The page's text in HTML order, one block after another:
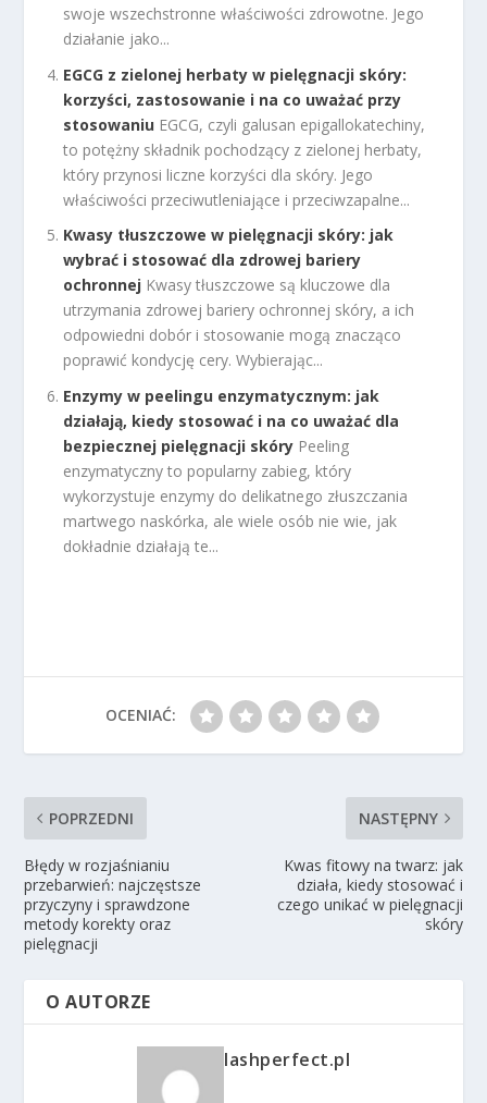
swoje wszechstronne właściwości zdrowotne. Jego
działanie jako...
EGCG z zielonej herbaty w pielęgnacji skóry:
korzyści, zastosowanie i na co uważać przy
stosowaniu EGCG, czyli galusan epigallokatechiny,
to potężny składnik pochodzący z zielonej herbaty,
który przynosi liczne korzyści dla skóry. Jego
właściwości przeciwutleniające i przeciwzapalne...
Kwasy tłuszczowe w pielęgnacji skóry: jak
wybrać i stosować dla zdrowej bariery
ochronnej Kwasy tłuszczowe są kluczowe dla
utrzymania zdrowej bariery ochronnej skóry, a ich
odpowiedni dobór i stosowanie mogą znacząco
poprawić kondycję cery. Wybierając...
Enzymy w peelingu enzymatycznym: jak
działają, kiedy stosować i na co uważać dla
bezpiecznej pielęgnacji skóry Peeling
enzymatyczny to popularny zabieg, który
wykorzystuje enzymy do delikatnego złuszczania
martwego naskórka, ale wiele osób nie wie, jak
dokładnie działają te...
OCENIAĆ:
POPRZEDNI
Błędy w rozjaśnianiu
przebarwień: najczęstsze
przyczyny i sprawdzone
metody korekty oraz
pielęgnacji
NASTĘPNY
Kwas fitowy na twarz: jak
działa, kiedy stosować i
czego unikać w pielęgnacji
skóry
O AUTORZE
lashperfect.pl